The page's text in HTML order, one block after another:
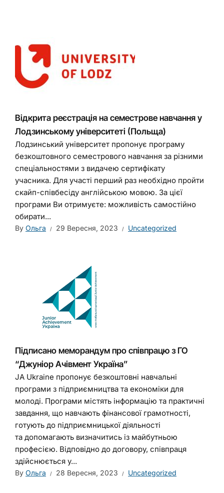
Відкрита реєстрація на семестрове навчання у
Лодзинському університеті (Польща)
Лодзинський університет пропонує програму
безкоштовного семестрового навчання за різними
спеціальностями з видачею сертифікату
учасника. Для участі перший раз необхідно пройти
скайп-співбесіду англійською мовою. За цієї
програми Ви отримуєте: можливість самостійно
обирати...
By Ольга 29 Вересня, 2023 Uncategorized
Підписано меморандум про співпрацю з ГО
“Джуніор Ачівмент Україна”
JA Ukraine пропонує безкоштовні навчальні
програми з підприємництва та економіки для
молоді. Програми містять інформацію та практичні
завдання, що навчають фінансової грамотності,
готують до підприємницької діяльності
та допомагають визначитись із майбутньою
професією. Відповідно до договору, співпраця
здійснюється у...
By Ольга 28 Вересня, 2023 Uncategorized